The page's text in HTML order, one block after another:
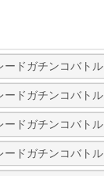
ードガチンコバトル
ードガチンコバトル
ードガチンコバトル
ードガチンコバトル